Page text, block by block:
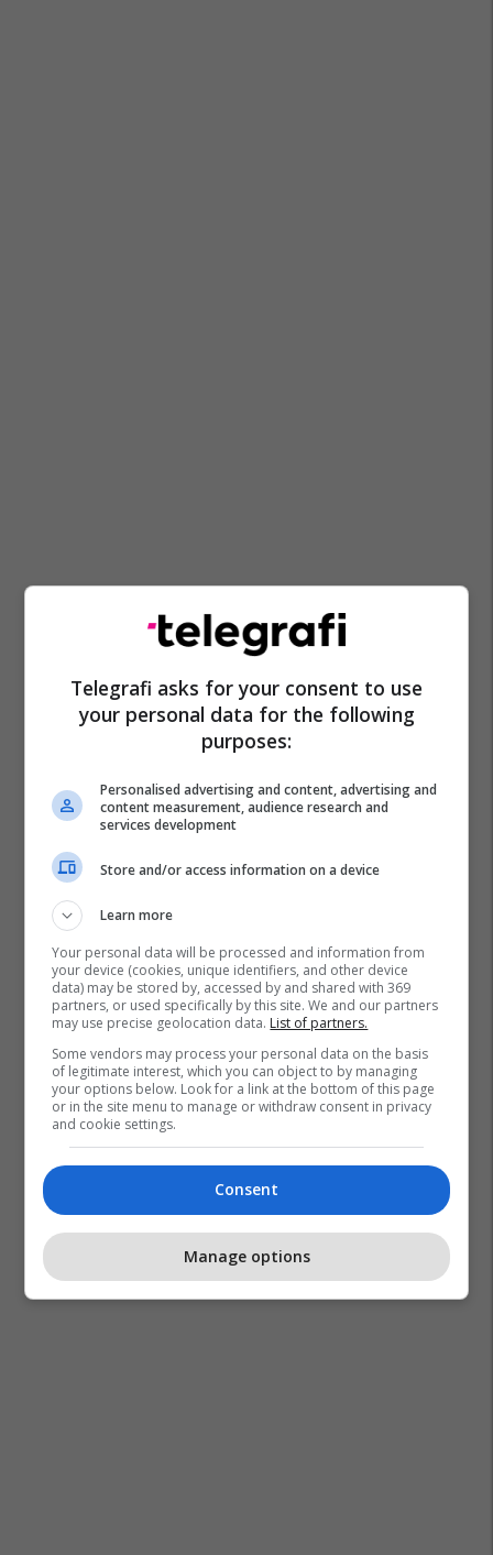
Ilir Shaqiri - Balerin
Telegrafi asks for your consent to use
your personal data for the following
purposes:
Personalised advertising and content, advertising and
content measurement, audience research and
services development
Store and/or access information on a device
Learn more
Your personal data will be processed and information from
your device (cookies, unique identifiers, and other device
data) may be stored by, accessed by and shared with 369
partners, or used specifically by this site. We and our partners
may use precise geolocation data. List of partners.
Some vendors may process your personal data on the basis
of legitimate interest, which you can object to by managing
your options below. Look for a link at the bottom of this page
or in the site menu to manage or withdraw consent in privacy
and cookie settings.
Consent
Manage options